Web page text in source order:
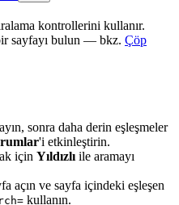
kontrollerini kullanır.
sayfayı bulun — bkz. Çöp
sonra daha derin eşleşmeler
'i etkinleştirin.
için Yıldızlı ile aramayı
açın ve sayfa içindeki eşleşen
kullanın.